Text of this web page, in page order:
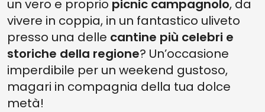
un vero e proprio picnic campagnolo, da
vivere in coppia, in un fantastico uliveto
presso una delle cantine più celebri e
storiche della regione? Un’occasione
imperdibile per un weekend gustoso,
magari in compagnia della tua dolce
metà!